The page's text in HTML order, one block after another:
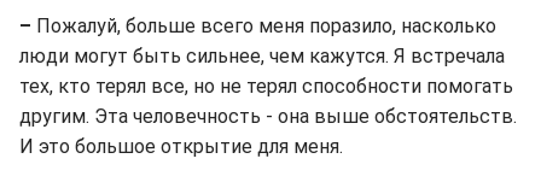
– Пожалуй, больше всего меня поразило, насколько
люди могут быть сильнее, чем кажутся. Я встречала
тех, кто терял все, но не терял способности помогать
другим. Эта человечность - она выше обстоятельств.
И это большое открытие для меня.